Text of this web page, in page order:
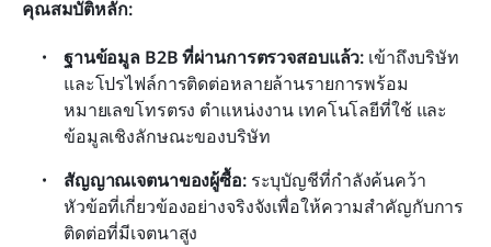
คุณสมบัติหลัก:
ฐานข้อมูล B2B ที่ผ่านการตรวจสอบแล้ว: เข้าถึงบริษัท
และโปรไฟล์การติดต่อหลายล้านรายการพร้อม
หมายเลขโทรตรง ตำแหน่งงาน เทคโนโลยีที่ใช้ และ
ข้อมูลเชิงลักษณะของบริษัท
สัญญาณเจตนาของผู้ซื้อ: ระบุบัญชีที่กำลังค้นคว้า
หัวข้อที่เกี่ยวข้องอย่างจริงจังเพื่อให้ความสำคัญกับการ
ติดต่อที่มีเจตนาสูง